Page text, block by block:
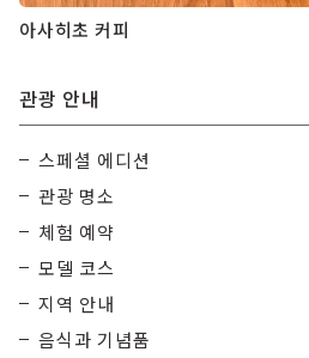
아사히초 커피
관광 안내
스페셜 에디션
관광 명소
체험 예약
모델 코스
지역 안내
음식과 기념품